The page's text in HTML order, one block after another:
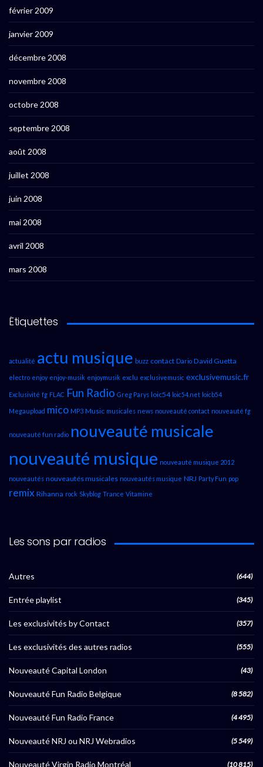
février 2009
janvier 2009
décembre 2008
novembre 2008
octobre 2008
septembre 2008
août 2008
juillet 2008
juin 2008
mai 2008
avril 2008
mars 2008
Étiquettes
actualité actu musique buzz contact Dario David Guetta
electro enjoy enjoy-musik enjoymusik exclu exclusivemusic exclusivemusic.fr
Exclusivité fg FLAC Fun Radio Greg Parys loic54 loic54.net loicb54
Megaupload mico MP3 Music musicales news nouveauté contact nouveauté fg
nouveauté fun radio nouveauté musicale
nouveauté musique nouveauté musique 2012
nouveautés nouveautés musicales nouveautés musique NRJ Party Fun pop
remix Rihanna rock Skyblog Trance Vitamine
Les sons par radios
Autres (644)
Entrée playlist (345)
Les exclusivités by Contact (357)
Les exclusivités des autres radios (555)
Nouveauté Capital London (43)
Nouveauté Fun Radio Belgique (8 582)
Nouveauté Fun Radio France (4 495)
Nouveauté NRJ ou NRJ Webradios (5 549)
Nouveauté Virgin Radio Montréal (10 815)